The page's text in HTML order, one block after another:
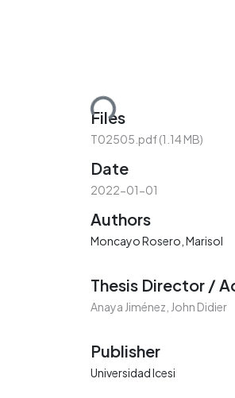
Loading...
Files
T02505.pdf(1.14 MB)
Date
2022-01-01
Authors
Moncayo Rosero, Marisol
Thesis Director /
Anaya Jiménez, John Didier
Publisher
Universidad Icesi